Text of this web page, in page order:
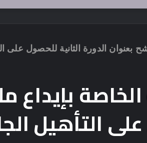
بعنوان الدورة الثانية للحصول على
بإيداع
على التأهيل